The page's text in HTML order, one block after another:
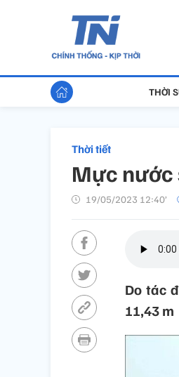
THỜI
Thời tiết
Mực nước
19/05/2023 12:40’
Do tác
11,43 m